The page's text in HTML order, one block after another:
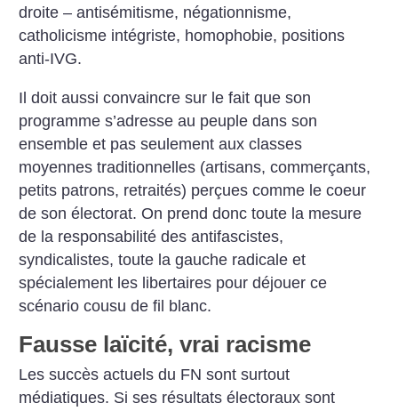
droite – antisémitisme, négationnisme,
catholicisme intégriste, homophobie, positions
anti-IVG.
Il doit aussi convaincre sur le fait que son
programme s’adresse au peuple dans son
ensemble et pas seulement aux classes
moyennes traditionnelles (artisans, commerçants,
petits patrons, retraités) perçues comme le coeur
de son électorat. On prend donc toute la mesure
de la responsabilité des antifascistes,
syndicalistes, toute la gauche radicale et
spécialement les libertaires pour déjouer ce
scénario cousu de fil blanc.
Fausse laïcité, vrai racisme
Les succès actuels du FN sont surtout
médiatiques. Si ses résultats électoraux sont